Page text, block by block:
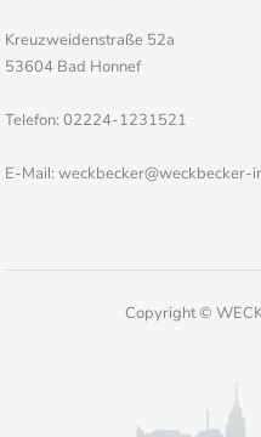
Kreuzweidenstraße 52a
53604 Bad Honnef
Telefon: 02224-1231521
E-Mail: weckbecker@weckbecker-
Copyright ©